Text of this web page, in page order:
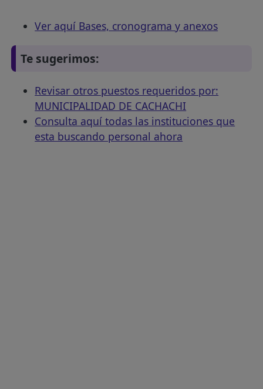
Ver aquí Bases, cronograma y anexos
Te sugerimos:
Revisar otros puestos requeridos por:
MUNICIPALIDAD DE CACHACHI
Consulta aquí todas las instituciones que
esta buscando personal ahora